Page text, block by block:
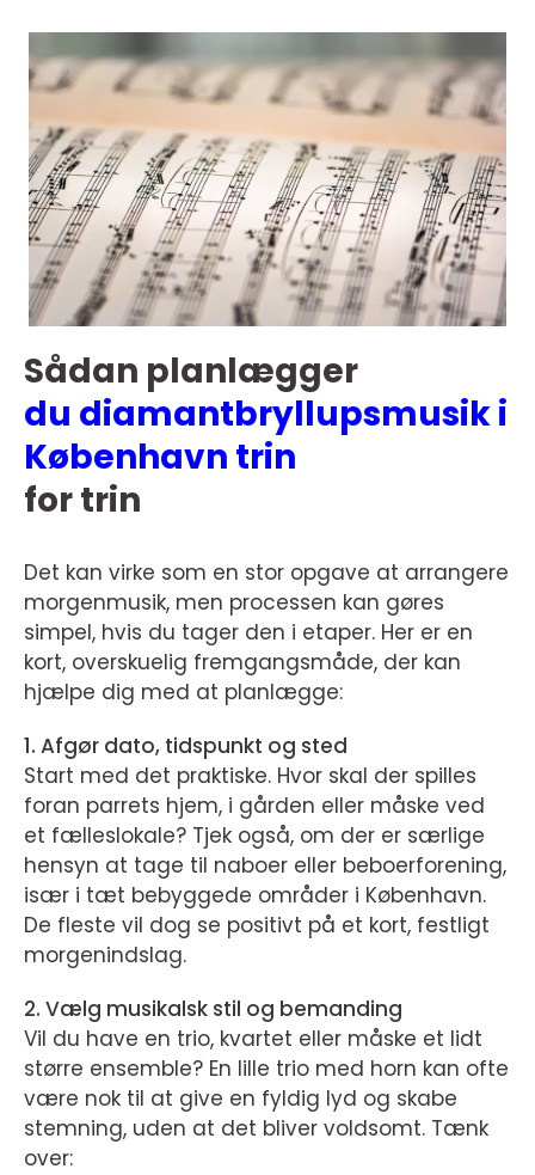
Sådan planlægger
du diamantbryllupsmusik i
København trin
for trin
Det kan virke som en stor opgave at arrangere
morgenmusik, men processen kan gøres
simpel, hvis du tager den i etaper. Her er en
kort, overskuelig fremgangsmåde, der kan
hjælpe dig med at planlægge:
1. Afgør dato, tidspunkt og sted
Start med det praktiske. Hvor skal der spilles
foran parrets hjem, i gården eller måske ved
et fælleslokale? Tjek også, om der er særlige
hensyn at tage til naboer eller beboerforening,
især i tæt bebyggede områder i København.
De fleste vil dog se positivt på et kort, festligt
morgenindslag.
2. Vælg musikalsk stil og bemanding
Vil du have en trio, kvartet eller måske et lidt
større ensemble? En lille trio med horn kan ofte
være nok til at give en fyldig lyd og skabe
stemning, uden at det bliver voldsomt. Tænk
over: